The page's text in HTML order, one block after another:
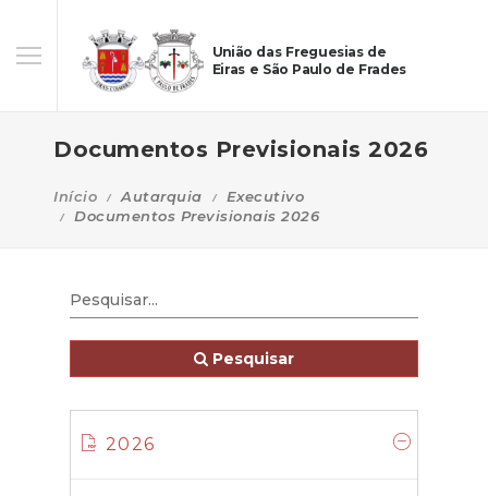
União das Freguesias de
Eiras e São Paulo de Frades
Documentos Previsionais 2026
Início Autarquia
Executivo
Documentos Previsionais 2026
Pesquisar
2026